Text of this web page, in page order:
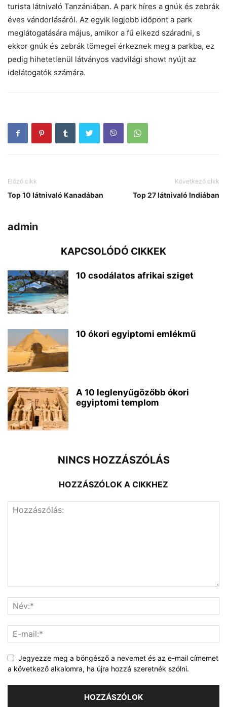
turista látnivaló Tanzániában. A park híres a gnúk és zebrák
éves vándorlásáról. Az egyik legjobb időpont a park
meglátogatására május, amikor a fű elkezd száradni, s
ekkor gnúk és zebrák tömegei érkeznek meg a parkba, ez
pedig hihetetlenül látványos vadvilági showt nyújt az
idelátogatók számára.
Előző cikk
Top 10 látnivaló Kanadában
Következő cikk
Top 27 látnivaló Indiában
admin
KAPCSOLÓDÓ CIKKEK
10 csodálatos afrikai sziget
10 ókori egyiptomi emlékmű
A 10 leglenyűgözőbb ókori
egyiptomi templom
NINCS HOZZÁSZÓLÁS
HOZZÁSZÓLOK A CIKKHEZ
Jegyezze meg a böngésző a nevemet és az e-mail címemet
a következő alkalomra, ha újra hozzá szeretnék szólni.